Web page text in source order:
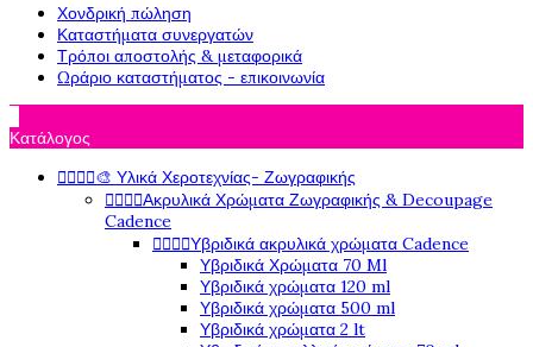
Χονδρική πώληση
Καταστήματα συνεργατών
Τρόποι αποστολής & μεταφορικά
Ωράριο καταστήματος - επικοινωνία
Κατάλογος
🎨 Υλικά Χεροτεχνίας- Ζωγραφικής
Ακρυλικά Χρώματα Ζωγραφικής & Decoupage
Cadence
Υβριδικά ακρυλικά χρώματα Cadence
Υβριδικά Χρώματα 70 Ml
Υβριδικά χρώματα 120 ml
Υβριδικά χρώματα 500 ml
Υβριδικά χρώματα 2 lt